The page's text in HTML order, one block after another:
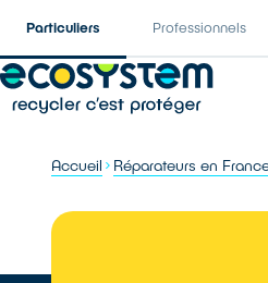
Particuliers Professionnels
Accueil Réparateurs en